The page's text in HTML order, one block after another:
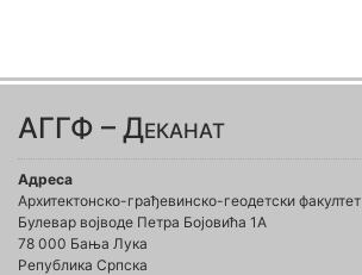
АГГФ – Деканат
Адреса
Архитектонско-грађевинско-геодетски факултет
Булевар војводе Петра Бојовића 1A
78 000 Бања Лука
Република Српска